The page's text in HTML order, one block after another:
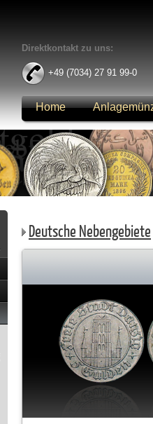
Direktkontakt zu uns:
+49 (7034) 27 91 99-0
Home
Anmelden
Deutsche Nebengebiete